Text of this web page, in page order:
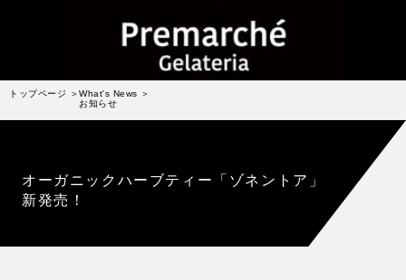
ジェラートの機能性や素材について
トップページ
What's News
お知らせ
オーガニックハーブティー「ゾネントア」
新発売！